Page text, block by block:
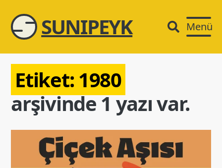
SUNIPEYK Menü
Etiket:1980
arşivinde 1 yazı var.